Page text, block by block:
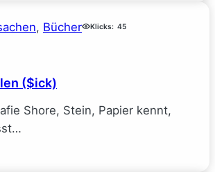
, Bücher Klicks: 45
($ick)
Shore, Stein, Papier kennt,